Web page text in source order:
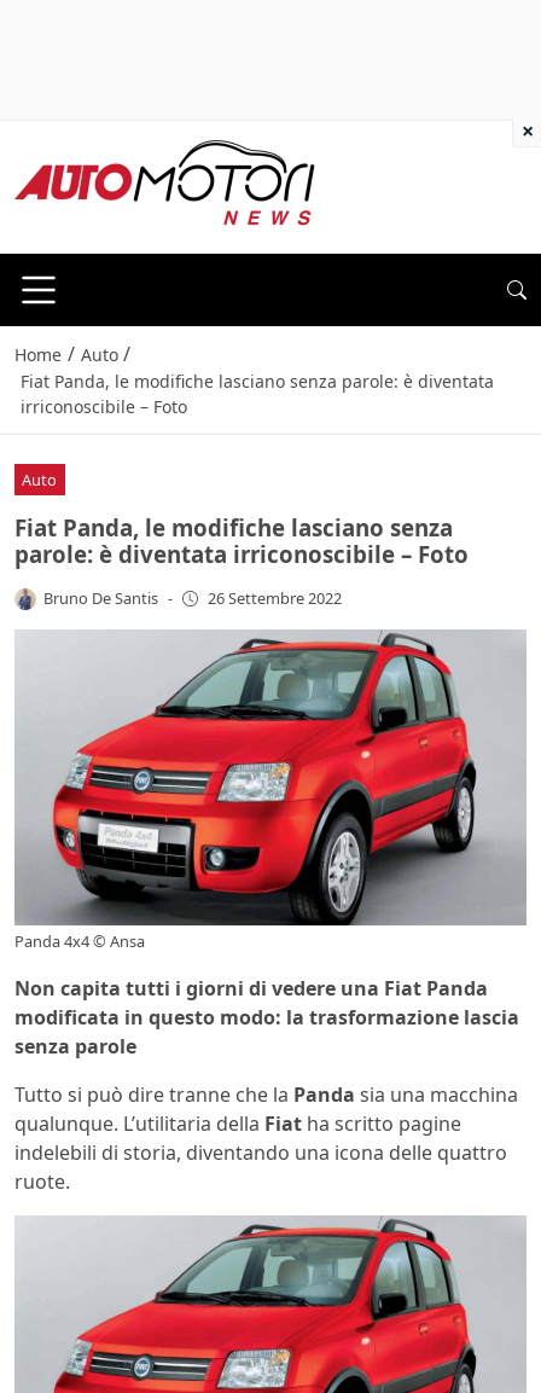
Home / Auto /
Fiat Panda, le modifiche lasciano senza parole: è diventata
irriconoscibile – Foto
Auto
Fiat Panda, le modifiche lasciano senza
parole: è diventata irriconoscibile – Foto
Bruno De Santis - 26 Settembre 2022
Panda 4x4 © Ansa
Non capita tutti i giorni di vedere una Fiat Panda
modificata in questo modo: la trasformazione lascia
senza parole
Tutto si può dire tranne che la Panda sia una macchina
qualunque. L’utilitaria della Fiat ha scritto pagine
indelebili di storia, diventando una icona delle quattro
ruote.
×